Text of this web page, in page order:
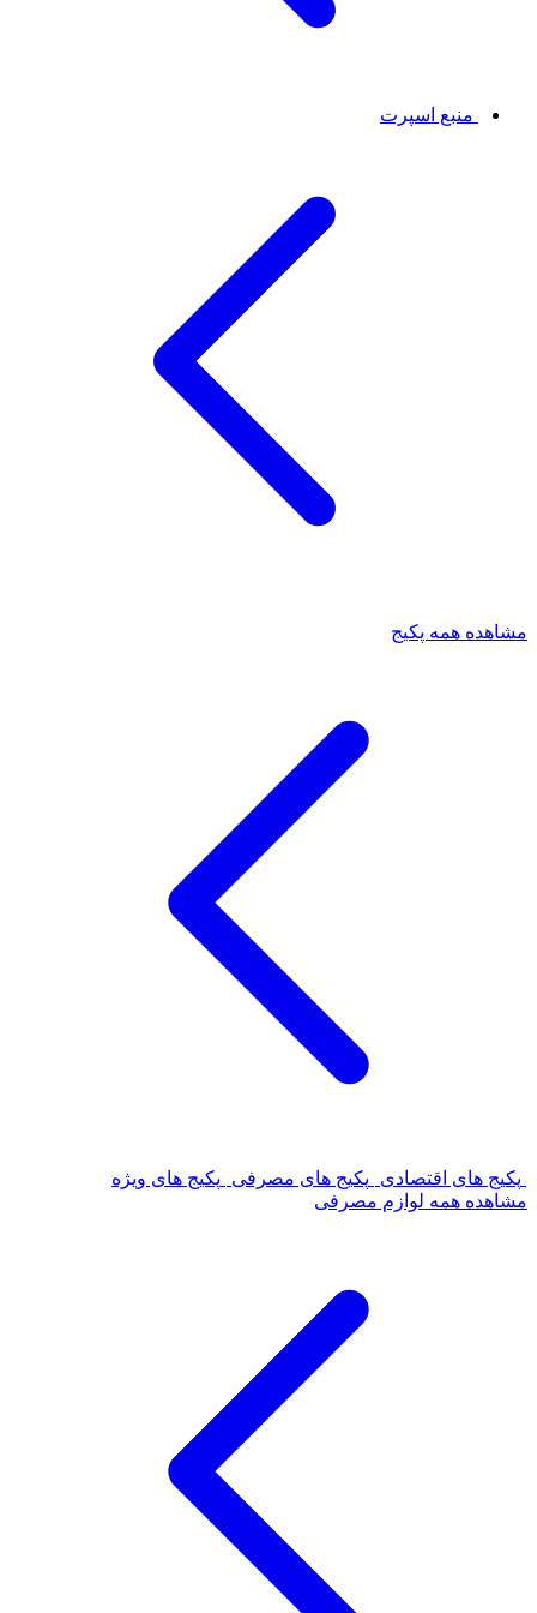
منبع اسپرت
مشاهده همه پکیج
پکیج های اقتصادی پکیج های مصرفی
پکیج های ویژه
مشاهده همه لوازم مصرفی